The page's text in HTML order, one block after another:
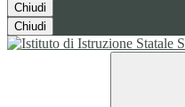
Chiudi
Chiudi